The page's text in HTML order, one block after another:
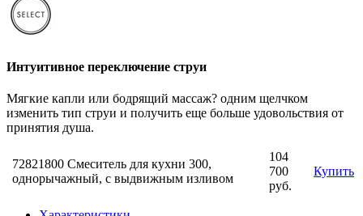
Интуитивное переключение струи
Мягкие капли или бодрящий массаж? одним щелчком
изменить тип струи и получить еще больше удовольствия от
принятия душа.
72821800 Смеситель для кухни 300,
однорычажный, с выдвижным изливом
104
700
руб.
Купить